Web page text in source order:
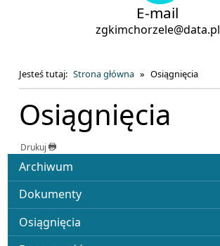
E-mail
zgkimchorzele@data.pl
Jesteś tutaj: Strona główna Osiągnięcia
Osiągnięcia
Drukuj
Menu
Archiwum
Dokumenty
Osiągnięcia